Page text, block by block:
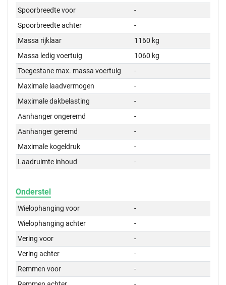
Spoorbreedte voor
-
Spoorbreedte achter
-
Massa rijklaar
1160 kg
Massa ledig voertuig
1060 kg
Toegestane max. massa voertuig
-
Maximale laadvermogen
-
Maximale dakbelasting
-
Aanhanger ongeremd
-
Aanhanger geremd
-
Maximale kogeldruk
-
Laadruimte inhoud
-
Onderstel
Wielophanging voor
-
Wielophanging achter
-
Vering voor
-
Vering achter
-
Remmen voor
-